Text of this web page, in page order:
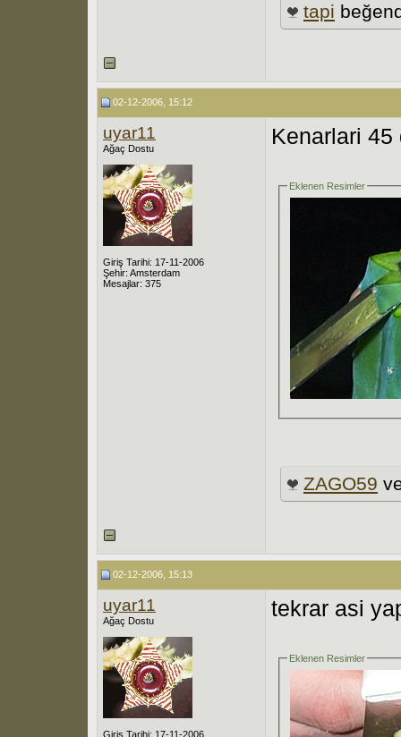
tapi
02-12-2006, 15:12
uyar11
Ağaç Dostu
Giriş Tarihi: 17-11-2006
Şehir: Amsterdam
Mesajlar: 375
Kenarlari
Eklenen Resimler
ZAGO59
02-12-2006, 15:13
uyar11
Ağaç Dostu
Giriş Tarihi: 17-11-2006
tekrar asi
Eklenen Resimler